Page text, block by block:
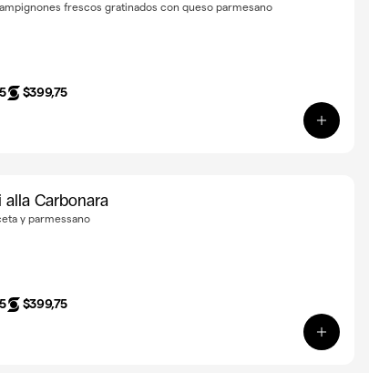
frescos gratinados con queso parmesano
$399,75
Ver
alla Carbonara
y parmessano
$399,75
Ver